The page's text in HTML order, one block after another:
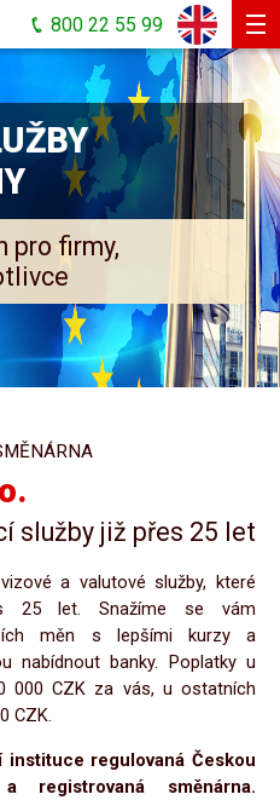
800 22 55 99
pro firmy,
služby již přes 25 let
a valutové služby, které
25 let. Snažíme se vám
měn s lepšími kurzy a
nabídnout banky. Poplatky u
000 CZK za vás, u ostatních
CZK.
instituce regulovaná Českou
registrovaná směnárna.